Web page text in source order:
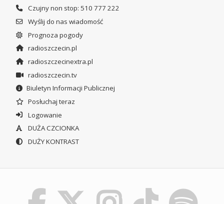
Czujny non stop: 510 777 222
Wyślij do nas wiadomość
Prognoza pogody
radioszczecin.pl
radioszczecinextra.pl
radioszczecin.tv
Biuletyn Informacji Publicznej
Posłuchaj teraz
Logowanie
DUŻA CZCIONKA
DUŻY KONTRAST